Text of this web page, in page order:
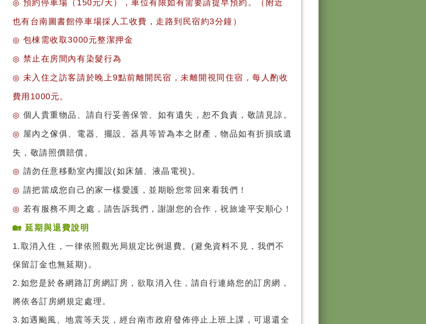
◎ 預約停車場（150元/天），車位有限如有需要請提早預約。（附近
也有台南圖書館停車場採人工收費，走路到民宿約3分鐘）
◎ 包棟需收取3000元整潔押金
◎ 禁止在房間內有染髮行為
◎ 未入住之訪客請於晚上9點前離開民宿，未離開視同住宿，每人酌收
費用1000元。
◎ 個人貴重物品、請自行妥善保管、如有遺失，恕不負責，敬請見諒。
◎ 屋內之傢俱、電器、擺設、器具等皆為本之財產，物品如有折損或遺
失，敬請照價賠償。
◎ 請勿任意移動室內擺設(如床舖、液晶電視)。
◎ 請把當成您自己的家一樣愛護，並期盼您常回來看我們！
◎ 若有服務不周之處，請告訴我們，謝謝您的合作，祝旅途平安順心！
🏡 延期與退費說明
1.取消入住，一律依照觀光局規定比例退費。(避免資料不見，我們不
保留訂金也無延期)。
2.如您是於各網路訂房網訂房，欲取消入住，請自行連絡您的訂房網，
將依各訂房網規定處理。
3.如遇颱風、地震等天災，經台南市政府發佈停止上班上課，可退還全